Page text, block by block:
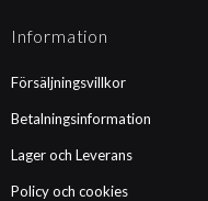
Information
Försäljningsvillkor
Betalningsinformation
Lager och Leverans
Policy och cookies